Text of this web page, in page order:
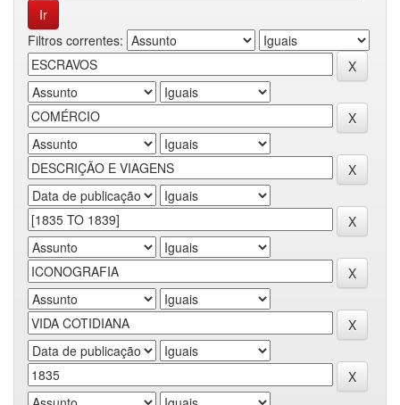
Filtros correntes: